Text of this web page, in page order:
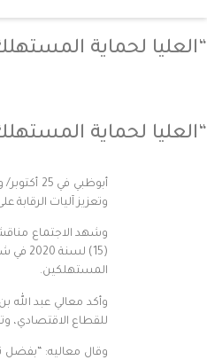
“العليا لحماية
“العليا لحماية
أبوظبي
وتعزيز آليات الرقابة
المستهلكين.
وأكد معالي عبد الله
للقطاع الاقتصادي،
وقال معاليه: “بفضل